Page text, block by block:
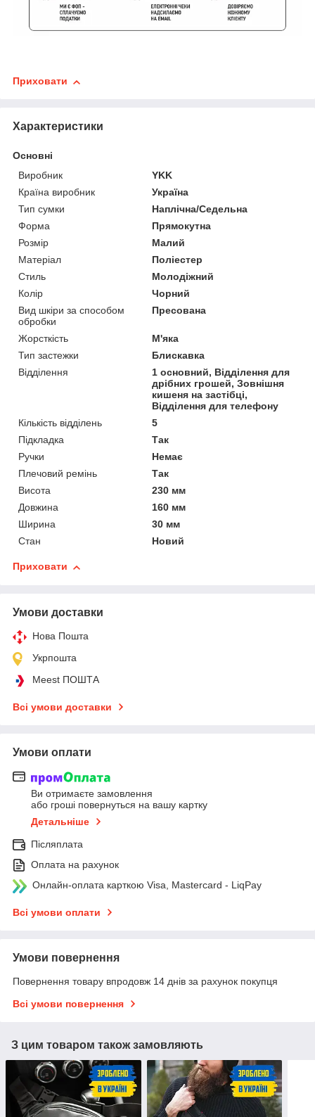
Приховати
Характеристики
Основні
Виробник
YKK
Країна виробник
Україна
Тип сумки
Наплічна/Седельна
Форма
Прямокутна
Розмір
Малий
Матеріал
Поліестер
Стиль
Молодіжний
Колір
Чорний
Вид шкіри за способом
обробки
Пресована
Жорсткість
М'яка
Тип застежки
Блискавка
Відділення
1 основний, Відділення для
дрібних грошей, Зовнішня
кишеня на застібці,
Відділення для телефону
Кількість відділень
5
Підкладка
Так
Ручки
Немає
Плечовий ремінь
Так
Висота
230 мм
Довжина
160 мм
Ширина
30 мм
Стан
Новий
Приховати
Умови доставки
Нова Пошта
Укрпошта
Meest ПОШТА
Всі умови доставки
Умови оплати
Ви отримаєте замовлення
або гроші повернуться на вашу картку
Детальніше
Післяплата
Оплата на рахунок
Онлайн-оплата карткою Visa, Mastercard - LiqPay
Всі умови оплати
Умови повернення
Повернення товару впродовж 14 днів за рахунок покупця
Всі умови повернення
З цим товаром також замовляють